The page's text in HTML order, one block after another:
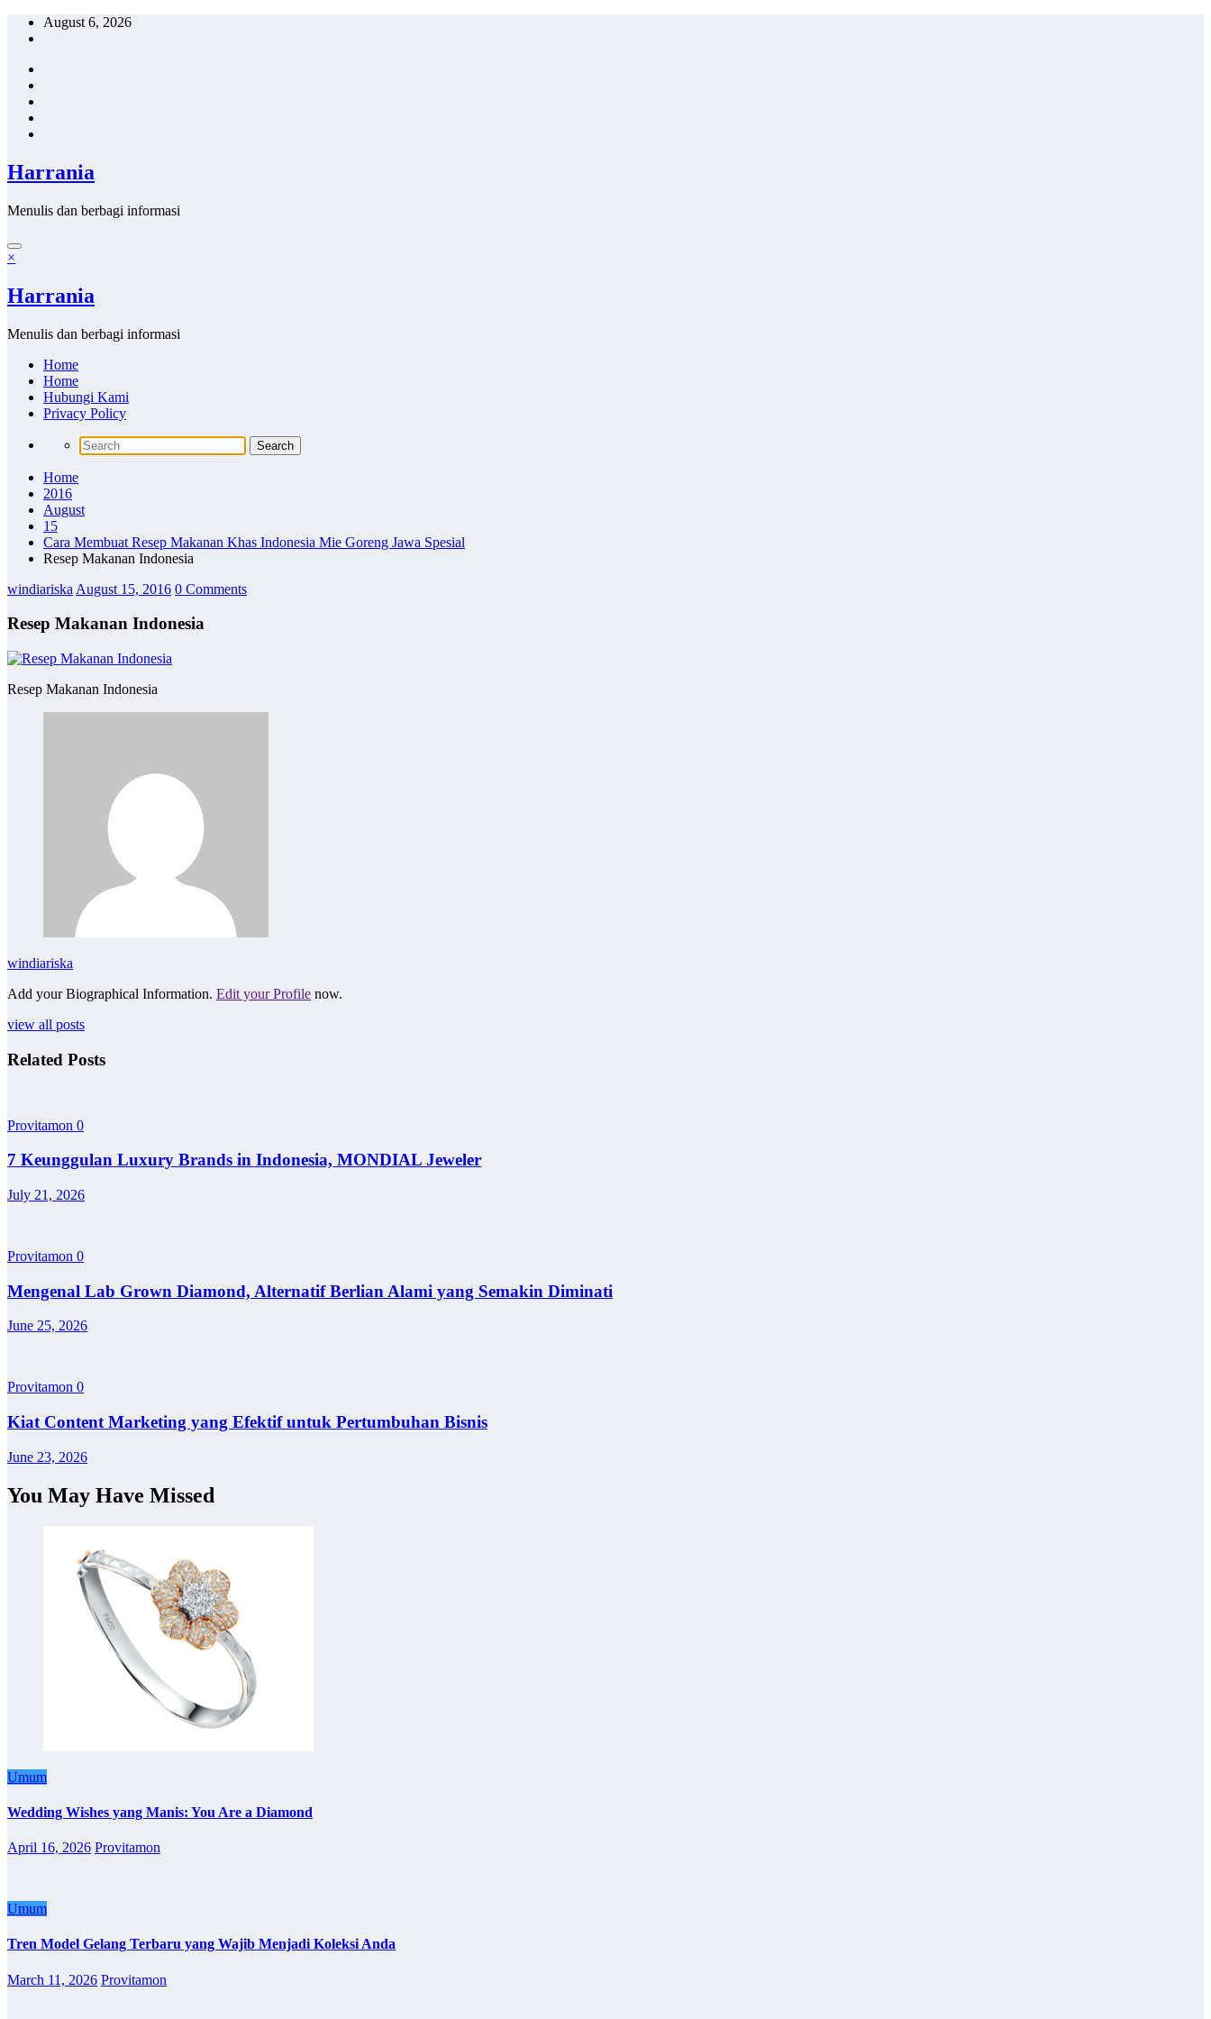
Skip
August 6, 2026
Harrania
Menulis dan berbagi informasi
×
Harrania
Menulis dan berbagi informasi
Home
Home
Hubungi Kami
Privacy Policy
Home
2016
August
15
Cara Membuat Resep Makanan Khas Indonesia Mie Goreng Jawa Spesial
Resep Makanan Indonesia
windiariska August 15, 2016 0 Comments
Resep Makanan Indonesia
Resep Makanan Indonesia
windiariska
Add your Biographical Information. Edit your Profile now.
view all posts
Related Posts
Provitamon 0
7 Keunggulan Luxury Brands in Indonesia, MONDIAL Jeweler
July 21, 2026
Provitamon 0
Mengenal Lab Grown Diamond, Alternatif Berlian Alami yang Semakin Diminati
June 25, 2026
Provitamon 0
Kiat Content Marketing yang Efektif untuk Pertumbuhan Bisnis
June 23, 2026
You May Have Missed
Umum
Wedding Wishes yang Manis: You Are a Diamond
April 16, 2026 Provitamon
Umum
Tren Model Gelang Terbaru yang Wajib Menjadi Koleksi Anda
March 11, 2026 Provitamon